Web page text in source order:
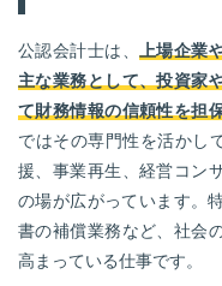
公認会計士は、 上場企業
主な業務として、投資家
て財務情報の信頼性を担
ではその専門性を活かし
援、事業再生、経営コン
の場が広がっています。
書の補償業務など、社会
高まっている仕事です。